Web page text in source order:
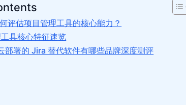
评估项目管理工具的核心能力？
具核心特征速览
部署的 Jira 替代软件有哪些品牌深度测评